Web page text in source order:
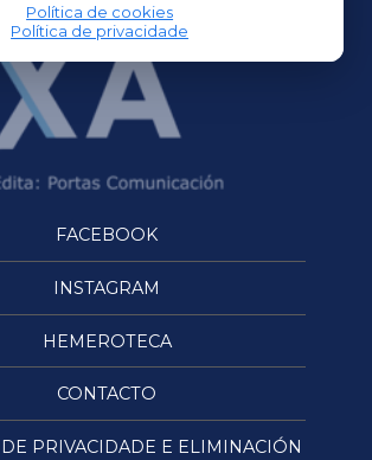
Política de cookies
Política de privacidade
FACEBOOK
INSTAGRAM
HEMEROTECA
CONTACTO
PRIVACIDADE E ELIMINACIÓN